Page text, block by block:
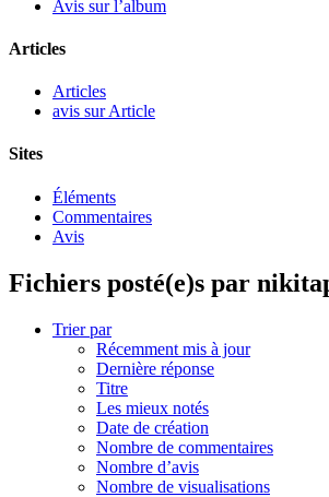
Avis sur l’album
Articles
Articles
avis sur Article
Sites
Éléments
Commentaires
Avis
Fichiers posté(e)s par
Trier par
Récemment mis à jour
Dernière réponse
Titre
Les mieux notés
Date de création
Nombre de commentaires
Nombre d’avis
Nombre de visualisations